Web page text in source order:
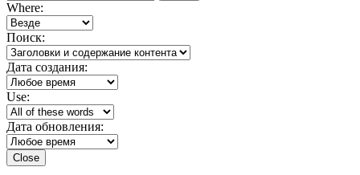
Where:
Поиск:
Дата создания:
Use:
Дата обновления:
Close